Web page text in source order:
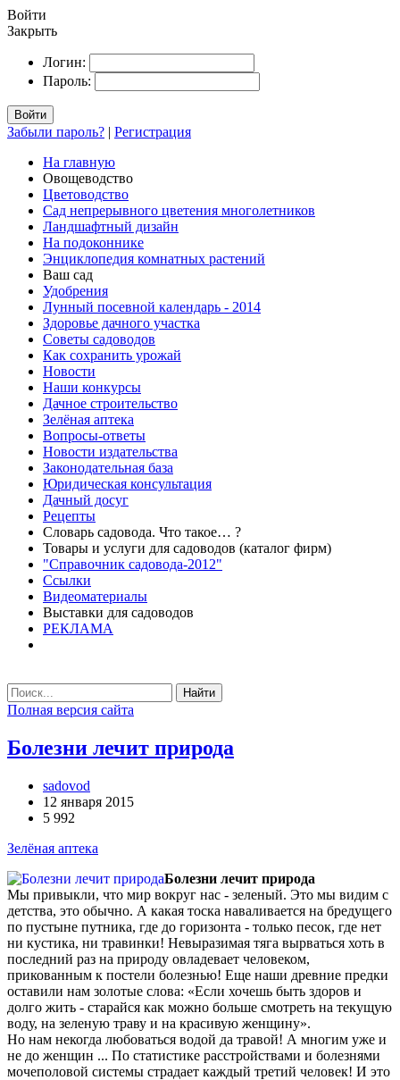
Войти
Закрыть
Логин:
Пароль:
Войти
Забыли пароль? | Регистрация
На главную
Овощеводство
Цветоводство
Сад непрерывного цветения многолетников
Ландшафтный дизайн
На подоконнике
Энциклопедия комнатных растений
Ваш сад
Удобрения
Лунный посевной календарь - 2014
Здоровье дачного участка
Советы садоводов
Как сохранить урожай
Новости
Наши конкурсы
Дачное строительство
Зелёная аптека
Вопросы-ответы
Новости издательства
Законодательная база
Юридическая консультация
Дачный досуг
Рецепты
Словарь садовода. Что такое… ?
Товары и услуги для садоводов (каталог фирм)
"Справочник садовода-2012"
Ссылки
Видеоматериалы
Выставки для садоводов
РЕКЛАМА
Найти
Полная версия сайта
Болезни лечит природа
sadovod
12 января 2015
5 992
Зелёная аптека
Болезни лечит природа
Мы привыкли, что мир вокруг нас - зеленый. Это мы видим с
детства, это обычно. А какая тоска наваливается на бредущего
по пустыне путника, где до горизонта - только песок, где нет
ни кустика, ни травинки! Невыразимая тяга вырваться хоть в
последний раз на природу овладевает человеком,
прикованным к постели болезнью! Еще наши древние предки
оставили нам золотые слова: «Если хочешь быть здоров и
долго жить - старайся как можно больше смотреть на текущую
воду, на зеленую траву и на красивую женщину».
Но нам некогда любоваться водой да травой! А многим уже и
не до женщин ... По статистике расстройствами и болезнями
мочеполовой системы страдает каждый третий человек! И это